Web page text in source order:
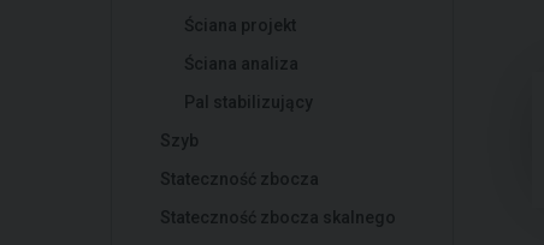
Ściana projekt
Ściana analiza
Pal stabilizujący
Szyb
Stateczność zbocza
Stateczność zbocza skalnego